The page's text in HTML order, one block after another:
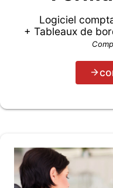
Logiciel
+ Tableaux de